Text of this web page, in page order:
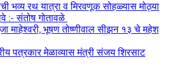
भव्य रथ यात्रा व मिरवणूक सोहळ्यास मोठ्या
:- संतोष गोतावळे
माहेश्वरी, भूषण तोष्णीवाल सीझन १३ चे महेश
पत्रकार मेळाव्यास मंत्री संजय शिरसाट